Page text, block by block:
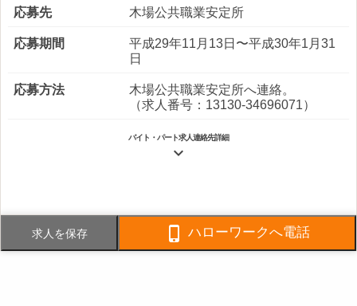
応募先 木場公共職業安定所
応募期間
平成29年11月13日〜平成30年1月31
日
応募方法
木場公共職業安定所へ連絡。
（求人番号：13130-34696071）
バイト・パート求人連絡先詳細

事業内容
都内各地のビル室内の清掃（トイレ
清掃、バキューム掛け等）
求人を保存  ハローワークへ電話